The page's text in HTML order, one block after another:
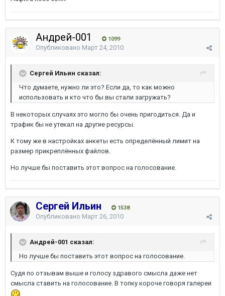
Андрей-001 1099
Опубликовано Март 24, 2010
Сергей Ильин сказал:
Что думаете, нужно ли это? Если да, то как можно
использовать и кто что бы вы стали загружать?
В некоторых случаях это могло бы очень пригодиться. Да и
трафик бы не утекал на другие ресурсы.
К тому же в настройках анкеты есть определённый лимит на
размер прикреплённых файлов.
Но лучше бы поставить этот вопрос на голосование.
Сергей Ильин 1538
Опубликовано Март 26, 2010
Андрей-001 сказал:
Но лучше бы поставить этот вопрос на голосование.
Судя по отзывам выше и голосу здравого смысла даже нет
смысла ставить на голосование. В топку короче говоря галереи